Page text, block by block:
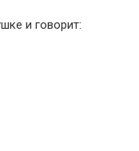
и говорит: